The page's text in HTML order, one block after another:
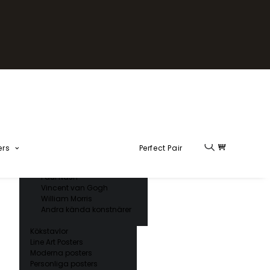
Claude Monet
Paul Nash
Vincent van Gogh
William Morris
Andra kända konstnärer
Kökstavlor
Line Art Posters
Moderna posters
Personliga posters
Perfect Pair